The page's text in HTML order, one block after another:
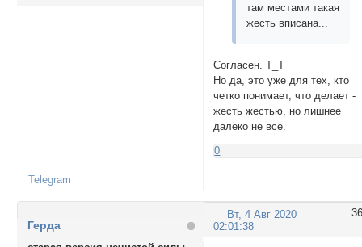
там местами такая
жесть вписана...
Согласен. Т_Т
Но да, это уже для тех, кто
четко понимает, что делает -
жесть жестью, но лишнее
далеко не все.
0
Telegram
36
Вт, 4 Авг 2020
02:01:38
Герда